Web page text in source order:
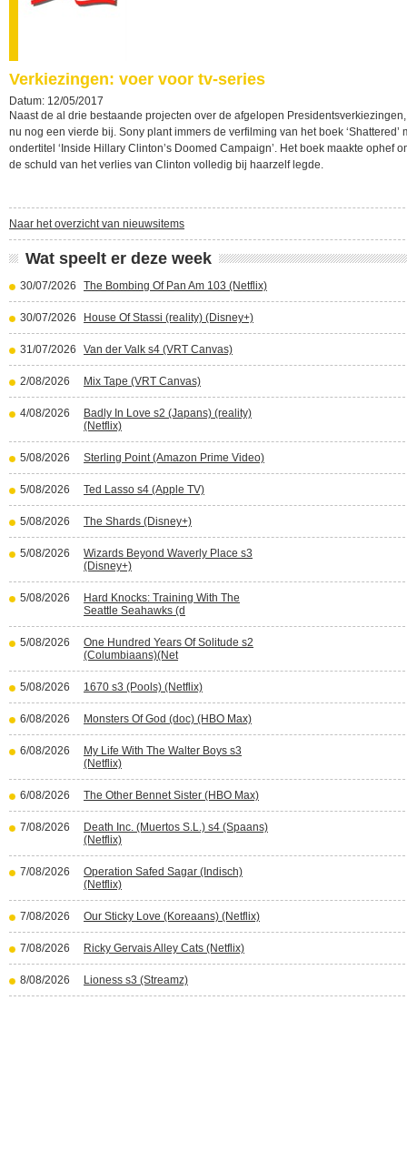
Verkiezingen: voer voor tv-series
Datum: 12/05/2017
Naast de al drie bestaande projecten over de afgelopen
nu nog een vierde bij. Sony plant immers de verfilming van het boek ‘Shattered’
ondertitel ‘Inside Hillary Clinton’s Doomed Campaign’. Het boek maakte ophef
de schuld van het verlies van Clinton volledig bij haarzelf legde.
Naar het overzicht van nieuwsitems
Wat speelt er deze week
30/07/2026 The Bombing Of Pan Am 103 (Netflix)
30/07/2026 House Of Stassi (reality) (Disney+)
31/07/2026 Van der Valk s4 (VRT Canvas)
2/08/2026 Mix Tape (VRT Canvas)
4/08/2026
Badly In Love s2 (Japans) (reality)
(Netflix)
5/08/2026 Sterling Point (Amazon Prime Video)
5/08/2026 Ted Lasso s4 (Apple TV)
5/08/2026 The Shards (Disney+)
5/08/2026
Wizards Beyond Waverly Place s3
(Disney+)
5/08/2026
Hard Knocks: Training With The
Seattle Seahawks (d
5/08/2026
One Hundred Years Of Solitude s2
(Columbiaans)(Net
5/08/2026 1670 s3 (Pools) (Netflix)
6/08/2026 Monsters Of God (doc) (HBO Max)
6/08/2026
My Life With The Walter Boys s3
(Netflix)
6/08/2026 The Other Bennet Sister (HBO Max)
7/08/2026
Death Inc. (Muertos S.L.) s4 (Spaans)
(Netflix)
7/08/2026
Operation Safed Sagar (Indisch)
(Netflix)
7/08/2026 Our Sticky Love (Koreaans) (Netflix)
7/08/2026 Ricky Gervais Alley Cats (Netflix)
8/08/2026 Lioness s3 (Streamz)